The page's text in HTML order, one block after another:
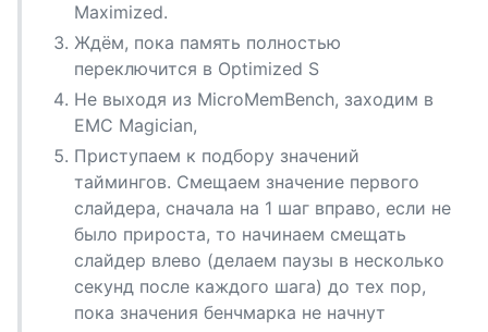
Maximized.
Ждём, пока память полностью
переключится в Optimized S
Не выходя из MicroMemBench, заходим в
EMC Magician,
Приступаем к подбору значений
таймингов. Смещаем значение первого
слайдера, сначала на 1 шаг вправо, если не
было прироста, то начинаем смещать
слайдер влево (делаем паузы в несколько
секунд после каждого шага) до тех пор,
пока значения бенчмарка не начнут